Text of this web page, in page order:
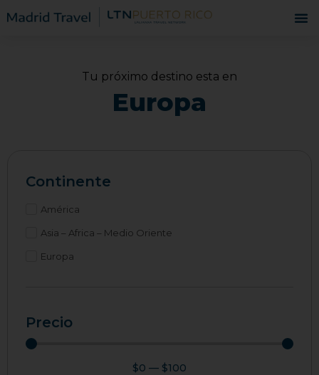
Tu próximo destino esta en
Europa
Continente
América
Asia – Africa – Medio Oriente
Europa
Precio
$0 — $100